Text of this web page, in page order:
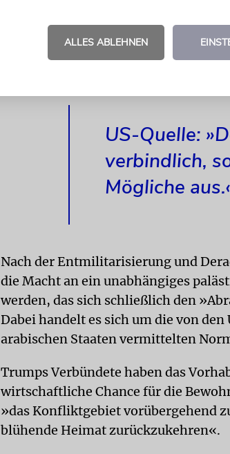
internationalen Unternehmen und
Aufsicht könnte unter israelischer
Verwaltungsstrukturen seien noch
US-Quelle:
verbindlich,
Mögliche
Nach der Entmilitarisierung und
die Macht an ein unabhängiges
werden, das sich schließlich den
Dabei handelt es sich um die von
arabischen Staaten vermittelten
Trumps Verbündete haben das
wirtschaftliche Chance für die
»das Konfliktgebiet vorübergehend
blühende Heimat zurückzukehren«.
ALLES ABLEHNEN